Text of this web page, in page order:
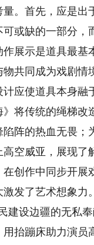
。首先，应是
或缺的一部分
展示是道具最
共同成为戏剧情
使道具本身融
将传统的绳梯改
阵的热血无畏
空威亚，展现
创作中同步开
发了艺术想象
建设边疆的无私
用抬蹦床助力演